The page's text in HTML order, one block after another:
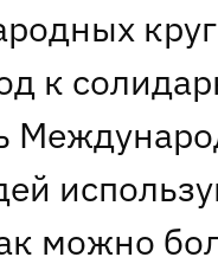
к
можно